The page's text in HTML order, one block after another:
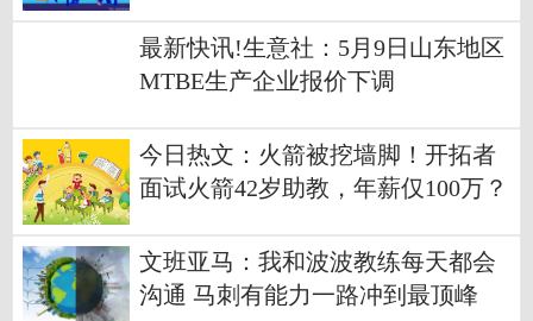
品涉案金额超100万，被判有期徒刑
三年十个月
最新快讯!生意社：5月9日山东地区
MTBE生产企业报价下调
今日热文：火箭被挖墙脚！开拓者
面试火箭42岁助教，年薪仅100万？
文班亚马：我和波波教练每天都会
沟通 马刺有能力一路冲到最顶峰